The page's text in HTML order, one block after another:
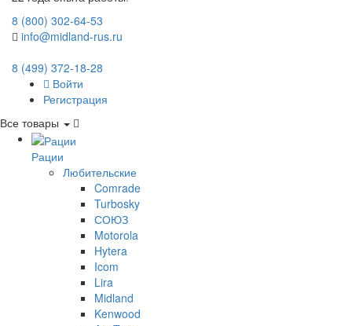
8 (800) 302-64-53
info@midland-rus.ru
8 (499) 372-18-28
Войти
Регистрация
Все товары
Рации
Любительские
Comrade
Turbosky
СОЮЗ
Motorola
Hytera
Icom
Lira
Midland
Kenwood